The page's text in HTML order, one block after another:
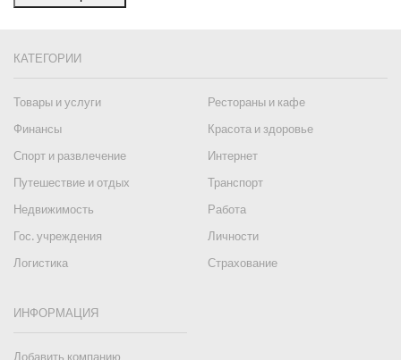
КАТЕГОРИИ
Товары и услуги
Рестораны и кафе
Финансы
Красота и здоровье
Спорт и развлечение
Интернет
Путешествие и отдых
Транспорт
Недвижимость
Работа
Гос. учреждения
Личности
Логистика
Страхование
ИНФОРМАЦИЯ
Добавить компанию